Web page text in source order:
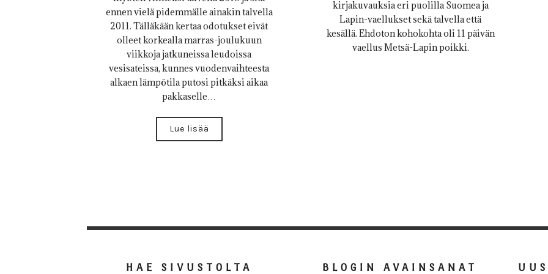
ennen vielä pidemmälle ainakin talvella
2011. Tälläkään kertaa odotukset eivät
olleet korkealla marras-joulukuun
viikkoja jatkuneissa leudoissa
vesisateissa, kunnes vuodenvaihteesta
alkaen lämpötila putosi pitkäksi aikaa
pakkaselle…
Lue lisää
kirjakuvauksia eri puolilla Suomea ja
Lapin-vaellukset sekä talvella että
kesällä. Ehdoton kohokohta oli 11 päivän
vaellus Metsä-Lapin poikki.
HAE SIVUSTOLTA BLOGIN AVAINSANAT